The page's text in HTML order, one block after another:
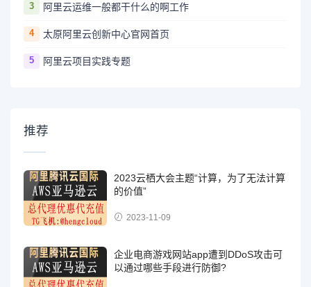
3 阿里云运维一般都干什么的啊工作
4 太原阿里云创新中心官网首页
5 阿里云项目实践专题
推荐
2023云栖大会主题“计算，为了无法计算
的价值”
2023-11-09
企业电商游戏网站app遭到DDoS攻击可
以通过哪些手段进行防御?